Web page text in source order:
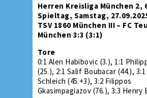
Herren Kreisliga München 2,
Spieltag, Samstag,
TSV 1860 München III – FC
München 3:3 (3:1)
Tore
0:1 Alen Habibovic (3.), 1:1
(25.), 2:1 Salif Boubacar (44.),
Schleich (45.+3), 3:2 Filippos
Gkasimpagiazov (76.), 3:3 Henry